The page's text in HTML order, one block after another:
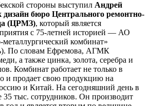
стороны выступил Андрей
бюро Центрального ремонтно-
(ЦРМЗ), который является
с 75-летней историей — АО
комбинат»
По словам Ефремова, АГМК
а также цинка, золота, серебра и
Комбинат работает не только в
и продает свою продукцию на
и Китай. На сегодняшний день в
тыс. сотрудников. Он производит